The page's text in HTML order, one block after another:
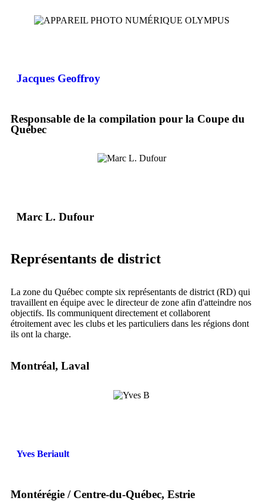
Jacques Geoffroy
Responsable de la compilation pour la Coupe du
Québec
Marc L. Dufour
Représentants de district
La zone du Québec compte six représentants de district (RD) qui
travaillent en équipe avec le directeur de zone afin d'atteindre nos
objectifs. Ils communiquent directement et collaborent
étroitement avec les clubs et les particuliers dans les régions dont
ils ont la charge.
Montréal, Laval
Yves Beriault
Montérégie / Centre-du-Québec, Estrie